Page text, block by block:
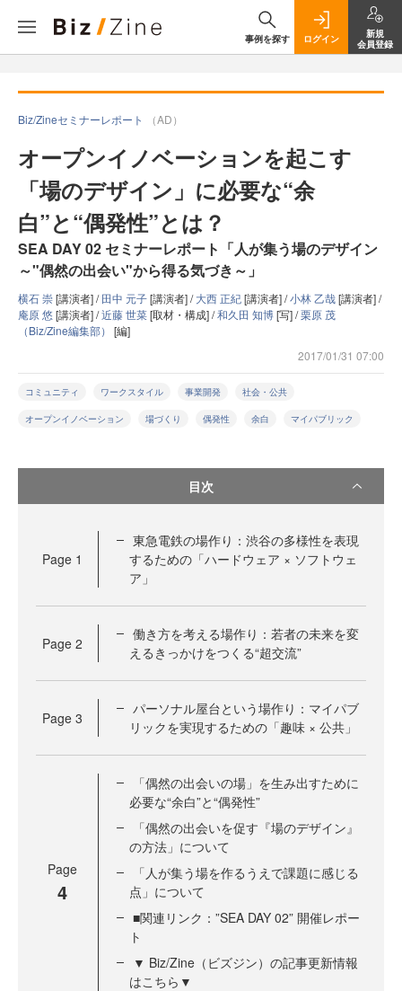
事例を探す ログイン
新規
会員登録
Biz/Zineセミナーレポート （AD）
オープンイノベーションを起こす
「場のデザイン」に必要な“余
白”と“偶発性”とは？
SEA DAY 02 セミナーレポート「人が集う場のデザイン
～"偶然の出会い"から得る気づき～」
横石 崇[講演者] /田中 元子[講演者] /大西 正紀[講演者] /小林 乙哉[講演者] /
庵原 悠[講演者] /近藤 世菜[取材・構成] /和久田 知博[写] /栗原 茂
（Biz/Zine編集部） [編]
2017/01/31 07:00
コミュニティ ワークスタイル 事業開発 社会・公共
オープンイノベーション 場づくり 偶発性 余白 マイパブリック
目次
Page 1
東急電鉄の場作り：渋谷の多様性を表現
するための「ハードウェア × ソフトウェ
ア」
Page 2
働き方を考える場作り：若者の未来を変
えるきっかけをつくる“超交流”
Page 3
パーソナル屋台という場作り：マイパブ
リックを実現するための「趣味 × 公共」
Page
4
「偶然の出会いの場」を生み出すために
必要な“余白”と“偶発性”
「偶然の出会いを促す『場のデザイン』
の方法」について
「人が集う場を作るうえで課題に感じる
点」について
■関連リンク：”SEA DAY 02” 開催レポー
ト
▼ Biz/Zine（ビズジン）の記事更新情報
はこちら▼